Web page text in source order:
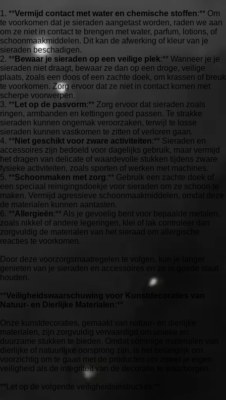
1. **Vermijd contact met water en chemische stoffen:** Om
te voorkomen dat je sieraden aangetast worden, raden we aan
om ze niet in contact te brengen met water, parfum, lotions, of
schoonmaakmiddelen. Dit kan de afwerking of kleur van je
sieraden beschadigen.
2. **Bewaar je sieraden op een veilige plek:** Wanneer je je
sieraden niet draagt, bewaar ze dan op een droge, veilige
plaats, zoals een doos of een zachte doek, om krassen of breuk
te voorkomen. Zorg ervoor dat ze niet in contact komen met
scherpe voorwerpen.
3. **Let op de pasvorm:** Zorg ervoor dat sieraden zoals
ringen, armbanden en kettingen goed passen. Te strakke
sieraden kunnen ongemak veroorzaken, terwijl te losse
sieraden kunnen vastkomen te zitten of verloren gaan.
4. **Niet geschikt voor zware activiteiten:** Sieraden en
accessoires zijn bedoeld voor dagelijks gebruik, maar vermijd
het dragen van delicate of waardevolle stukken tijdens zware
fysieke activiteiten, zoals sporten of werken met machines.
5. **Schoonmaken met zorg:** Gebruik een zachte doek of
een speciaal reinigingsdoekje voor sieraden om ze schoon te
maken. Vermijd agressieve schoonmaakmiddelen, omdat deze
de materialen kunnen aantasten.
6. **Allergieën:** Als je gevoelig bent voor bepaalde metalen,
zoals nikkel of andere legeringen, klei of lak controleer dan
zorgvuldig de materialen van het sieraad om allergische
reacties te voorkomen.
Door deze voorzorgsmaatregelen te volgen, kun je langer
genieten van je sieraden en accessoires en ze in goede staat
houden.
**Veiligheidswaarschuwing voor Kunstdecoraties van
Natuur- en Dierlijke Materialen:
Onze kunstdecoraties, gemaakt van natuur- en dierlijke
materialen, zijn zorgvuldig vervaardigd om unieke en
duurzame stukken te bieden. Omdat sommige materialen van
dierlijke of natuurlijke oorsprong zijn, is het belangrijk om
voorzichtig om te gaan met de producten om zowel je eigen
veiligheid als de integriteit van de decoratie te waarborgen.
**Let op de volgende veiligheidsinstructies:**